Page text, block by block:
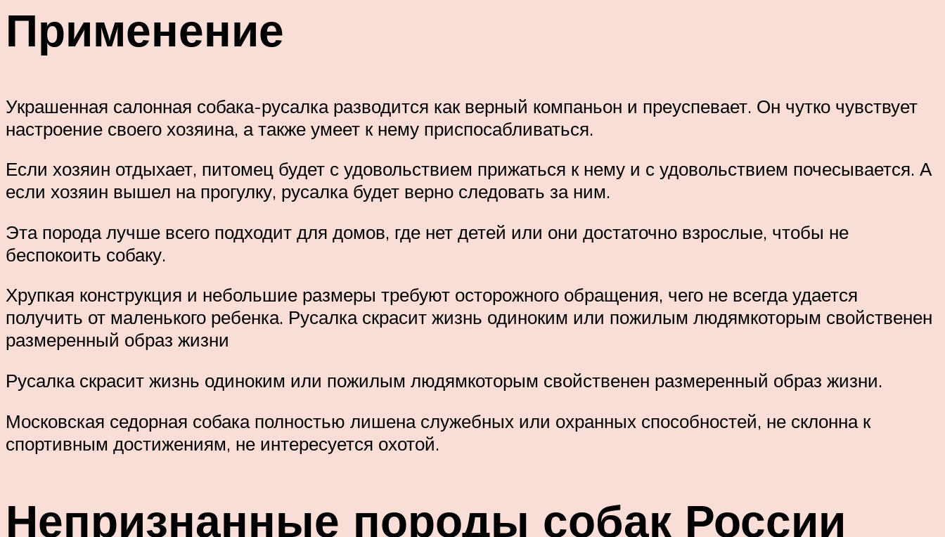
Применение
Украшенная салонная собака-русалка разводится как верный компаньон и преуспевает. Он чутко чувствует
настроение своего хозяина, а также умеет к нему приспосабливаться.
Если хозяин отдыхает, питомец будет с удовольствием прижаться к нему и с удовольствием почесывается. А
если хозяин вышел на прогулку, русалка будет верно следовать за ним.
Эта порода лучше всего подходит для домов, где нет детей или они достаточно взрослые, чтобы не
беспокоить собаку.
Хрупкая конструкция и небольшие размеры требуют осторожного обращения, чего не всегда удается
получить от маленького ребенка. Русалка скрасит жизнь одиноким или пожилым людямкоторым свойственен
размеренный образ жизни
Русалка скрасит жизнь одиноким или пожилым людямкоторым свойственен размеренный образ жизни.
Московская седорная собака полностью лишена служебных или охранных способностей, не склонна к
спортивным достижениям, не интересуется охотой.
Непризнанные породы собак России